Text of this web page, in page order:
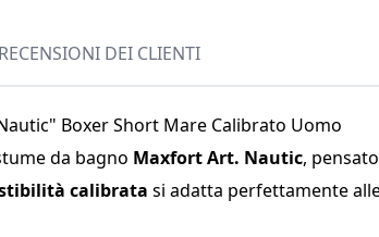
RECENSIONI DEI CLIENTI
Boxer Short Mare Calibrato Uomo
da bagno Maxfort Art. Nautic,
calibrata si adatta perfettamente